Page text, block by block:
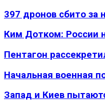
397 дронов сбито за
Ким Дотком: России
Пентагон
Начальная военная
Запад и Киев